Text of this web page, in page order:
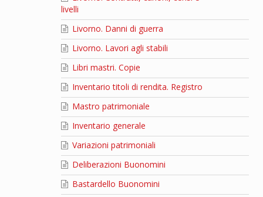
livelli
Livorno. Danni di guerra
Livorno. Lavori agli stabili
Libri mastri. Copie
Inventario titoli di rendita. Registro
Mastro patrimoniale
Inventario generale
Variazioni patrimoniali
Deliberazioni Buonomini
Bastardello Buonomini